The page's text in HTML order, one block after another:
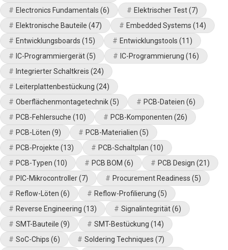
Electronics Fundamentals (6) Elektrischer Test(7)
Elektronische Bauteile (47) Embedded Systems (14)
Entwicklungsboards (15) Entwicklungstools (11)
IC-Programmiergerät(5) IC-Programmierung (16)
Integrierter Schaltkreis (24)
Leiterplattenbestückung (24)
Oberflächenmontagetechnik(5) PCB-Dateien (6)
PCB-Fehlersuche (10) PCB-Komponenten (26)
PCB-Löten (9) PCB-Materialien (5)
PCB-Projekte (13) PCB-Schaltplan (10)
PCB-Typen (10) PCB BOM (6) PCB Design (21)
PIC-Mikrocontroller(7) Procurement Readiness (5)
Reflow-Löten (6) Reflow-Profilierung (5)
Reverse Engineering (13) Signalintegrität(6)
SMT-Bauteile (9) SMT-Bestückung (14)
SoC-Chips (6) Soldering Techniques (7)